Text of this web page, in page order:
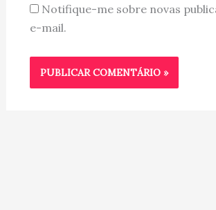
Notifique-me sobre novas
e-mail.